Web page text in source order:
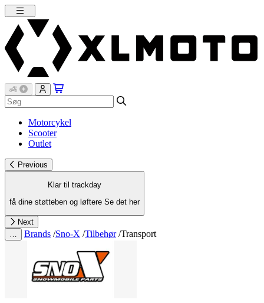
Motorcykel
Scooter
Outlet
Previous
Klar til trackday
få dine støtteben og løftere Se det her
Next
Brands /Sno-X /Tilbehør /Transport